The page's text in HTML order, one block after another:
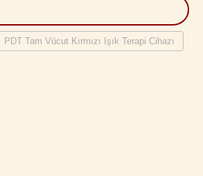
PDT Tam Vücut Kırmızı Işık Terapi Cihazı